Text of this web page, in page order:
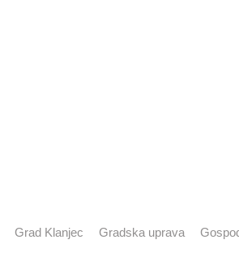
Grad Klanjec Gradska uprava